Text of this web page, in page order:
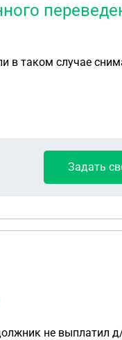
в таком случае
Задать